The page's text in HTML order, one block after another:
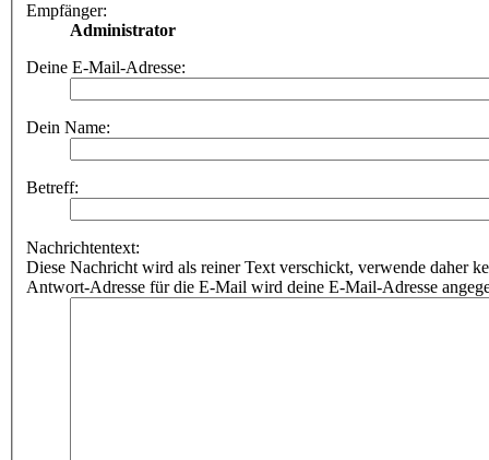
Empfänger:
Administrator
Deine E-Mail-Adresse:
Dein Name:
Betreff:
Nachrichtentext:
Diese Nachricht wird als reiner Text verschickt, verwende daher
Antwort-Adresse für die E-Mail wird deine E-Mail-Adresse